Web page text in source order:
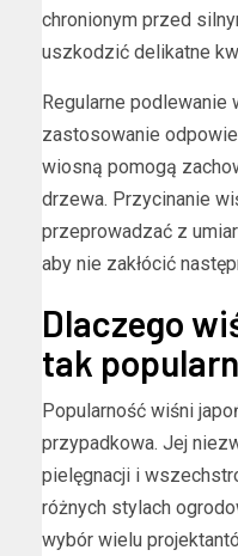
chronionym przed
uszkodzić delikatne
Regularne podlewanie
zastosowanie
wiosną pomogą
drzewa. Przycinanie
przeprowadzać z
aby nie zakłócić
Dlaczego
tak
Popularność wiśni
przypadkowa. Jej
pielęgnacji i
różnych stylach
wybór wielu